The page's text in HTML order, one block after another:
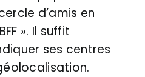
d’amis en
». Il suffit
ses centres